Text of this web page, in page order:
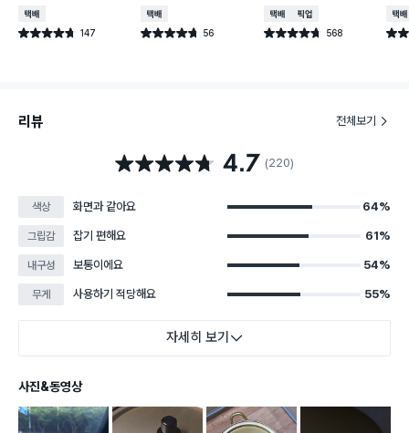
택배배송
별점 4.7점 147
건 작성
택배배송
별점 4.7점 56
건 작성
택배배송매장픽업
별점 4.7점 568
건 작성
택배
별점
리뷰 전체보기
별점 4.7점 4.7 (220)
색상 화면과 같아요 64%
그립감 잡기 편해요 61%
내구성 보통이에요 54%
무게 사용하기 적당해요 55%
자세히 보기
사진&동영상